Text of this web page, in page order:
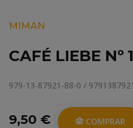
MIMAN
CAFÉ LIEBE Nº
979-13-87921-88-0 /
9,50 € COMPRAR